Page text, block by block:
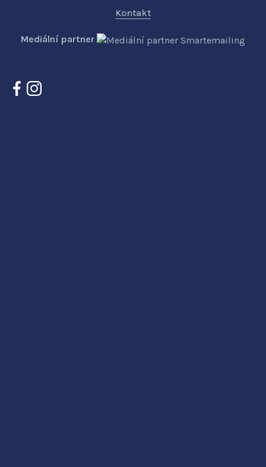
Kontakt
Mediální partner